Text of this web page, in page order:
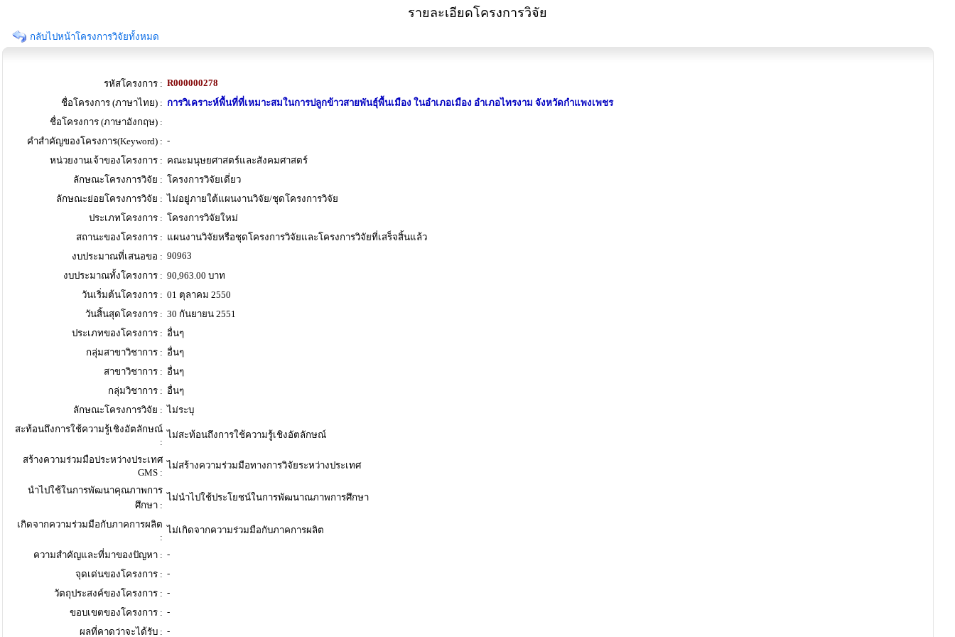
รายละเอียดโครงการวิจัย
กลับไปหน้าโครงการวิจัยทั้งหมด
รหัสโครงการ : R000000278
ชื่อโครงการ (ภาษาไทย) : การวิเคราะห์พื้นที่ที่เหมาะสมในการปลูกข้าวสายพันธุ์พื้นเมือง ในอำเภอเมือง อำเภอไทรงาม จังหวัดกำแพงเพชร
ชื่อโครงการ (ภาษาอังกฤษ) :
คำสำคัญของโครงการ(Keyword) : -
หน่วยงานเจ้าของโครงการ : คณะมนุษยศาสตร์และสังคมศาสตร์
ลักษณะโครงการวิจัย : โครงการวิจัยเดี่ยว
ลักษณะย่อยโครงการวิจัย : ไม่อยู่ภายใต้แผนงานวิจัย/ชุดโครงการวิจัย
ประเภทโครงการ : โครงการวิจัยใหม่
สถานะของโครงการ : แผนงานวิจัยหรือชุดโครงการวิจัยและโครงการวิจัยที่เสร็จสิ้นแล้ว
งบประมาณที่เสนอขอ : 90963
งบประมาณทั้งโครงการ : 90,963.00 บาท
วันเริ่มต้นโครงการ : 01 ตุลาคม 2550
วันสิ้นสุดโครงการ : 30 กันยายน 2551
ประเภทของโครงการ : อื่นๆ
กลุ่มสาขาวิชาการ : อื่นๆ
สาขาวิชาการ : อื่นๆ
กลุ่มวิชาการ : อื่นๆ
ลักษณะโครงการวิจัย : ไม่ระบุ
สะท้อนถึงการใช้ความรู้เชิงอัตลักษณ์
:
ไม่สะท้อนถึงการใช้ความรู้เชิงอัตลักษณ์
สร้างความร่วมมือประหว่างประเทศ
GMS :
ไม่สร้างความร่วมมือทางการวิจัยระหว่างประเทศ
นำไปใช้ในการพัฒนาคุณภาพการ
ศึกษา :
ไม่นำไปใช้ประโยชน์ในการพัฒนาณภาพการศึกษา
เกิดจากความร่วมมือกับภาคการผลิต
:
ไม่เกิดจากความร่วมมือกับภาคการผลิต
ความสำคัญและที่มาของปัญหา : -
จุดเด่นของโครงการ : -
วัตถุประสงค์ของโครงการ : -
ขอบเขตของโครงการ : -
ผลที่คาดว่าจะได้รับ : -